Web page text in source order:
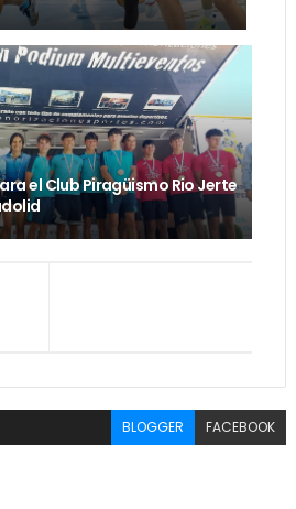
el Club Piragüismo Rio Jerte
BLOGGER FACEBOOK